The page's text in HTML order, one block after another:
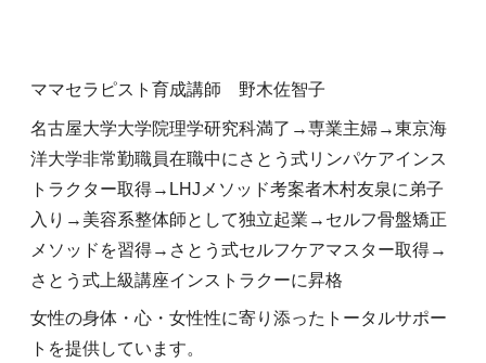
ママセラピスト育成講師 野木佐智子
名古屋大学大学院理学研究科満了→専業主婦→東京海
洋大学非常勤職員在職中にさとう式リンパケアインス
トラクター取得→LHJメソッド考案者木村友泉に弟子
入り→美容系整体師として独立起業→セルフ骨盤矯正
メソッドを習得→さとう式セルフケアマスター取得→
さとう式上級講座インストラクーに昇格
女性の身体・心・女性性に寄り添ったトータルサポー
トを提供しています。